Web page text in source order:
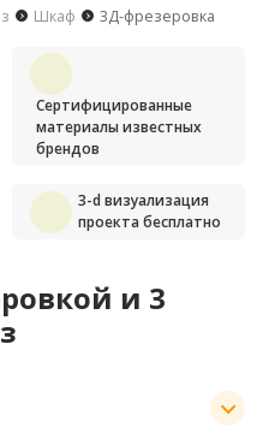
Шкаф 3Д-фрезеровка
Сертифицированные
материалы известных
брендов
3-d визуализация
проекта бесплатно
и 3